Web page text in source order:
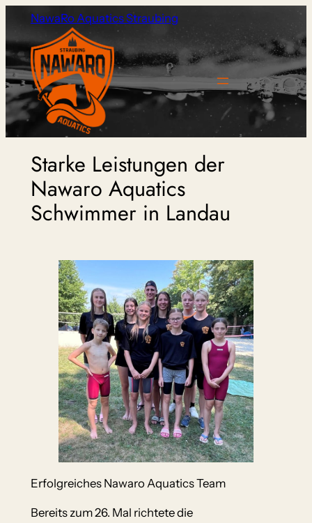
springen
NawaRo Aquatics Straubing
Starke Leistungen der
Nawaro Aquatics
Schwimmer in Landau
Erfolgreiches Nawaro Aquatics Team
Bereits zum 26. Mal richtete die